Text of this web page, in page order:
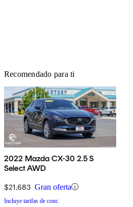
Recomendado para ti
2022 Mazda CX-30 2.5 S
Select AWD
$21,683 Gran oferta
Incluye tarifas de conc.